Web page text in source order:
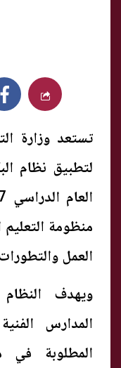
تستعد وزارة
لتطبيق نظام
منظومة
العمل
ويهدف
المدارس
المطلوبة في